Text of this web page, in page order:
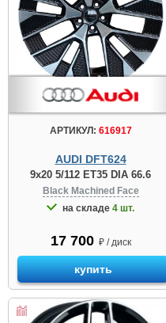
АРТИКУЛ: 616917
AUDI DFT624
9x20 5/112 ET35 DIA 66.6
Black Machined Face
на складе 4 шт.
17 700 ₽ / диск
купить